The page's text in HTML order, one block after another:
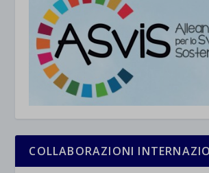
COLLABORAZIONI